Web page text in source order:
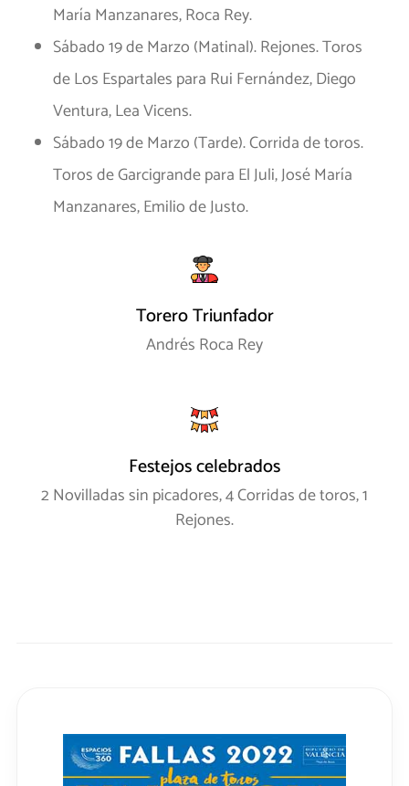
María Manzanares, Roca Rey.
Sábado 19 de Marzo (Matinal). Rejones. Toros
de Los Espartales para Rui Fernández, Diego
Ventura, Lea Vicens.
Sábado 19 de Marzo (Tarde). Corrida de toros.
Toros de Garcigrande para El Juli, José María
Manzanares, Emilio de Justo.
Torero Triunfador
Andrés Roca Rey
Festejos celebrados
2 Novilladas sin picadores, 4 Corridas de toros, 1
Rejones.